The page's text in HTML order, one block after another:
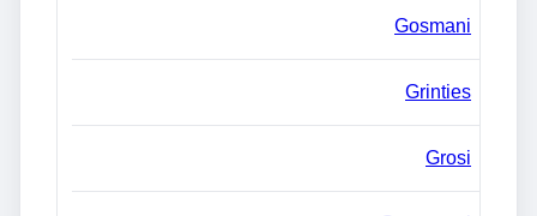
Gosmani
Grinties
Grosi